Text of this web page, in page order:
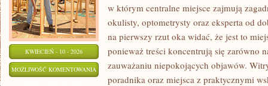
KWIECIEŃ - 10 - 2026
MOŻLIWOŚĆ KOMENTOWANIA OKULARY
w którym centralne miejsce zajmują
okulisty, optometrysty oraz eksperta od
na pierwszy rzut oka widać, że jest to
ponieważ treści koncentrują się zarówno
zauważaniu niepokojących objawów.
poradnika oraz miejsca z praktycznymi